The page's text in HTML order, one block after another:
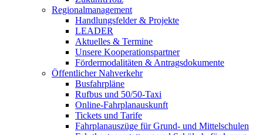
Regionalmanagement
Handlungsfelder & Projekte
LEADER
Aktuelles & Termine
Unsere Kooperationspartner
Fördermodalitäten & Antragsdokumente
Öffentlicher Nahverkehr
Busfahrpläne
Rufbus und 50/50-Taxi
Online-Fahrplanauskunft
Tickets und Tarife
Fahrplanauszüge für Grund- und Mittelschulen